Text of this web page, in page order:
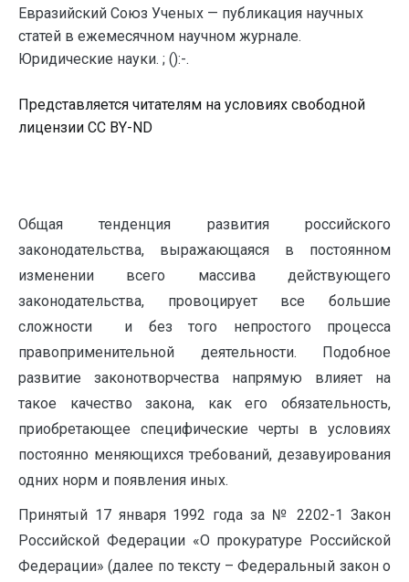
Евразийский Союз Ученых — публикация научных
статей в ежемесячном научном журнале.
Юридические науки. ; ():-.
Представляется читателям на условиях свободной
лицензии CC BY-ND
Общая тенденция развития российского
законодательства, выражающаяся в постоянном
изменении всего массива действующего
законодательства, провоцирует все большие
сложности и без того непростого процесса
правоприменительной деятельности. Подобное
развитие законотворчества напрямую влияет на
такое качество закона, как его обязательность,
приобретающее специфические черты в условиях
постоянно меняющихся требований, дезавуирования
одних норм и появления иных.
Принятый 17 января 1992 года за № 2202-1 Закон
Российской Федерации «О прокуратуре Российской
Федерации» (далее по тексту – Федеральный закон о